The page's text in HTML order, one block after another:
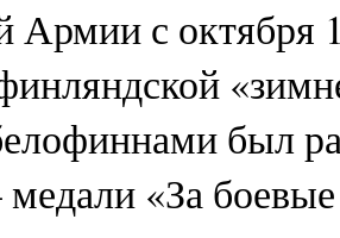
Армии с октября
был
«За